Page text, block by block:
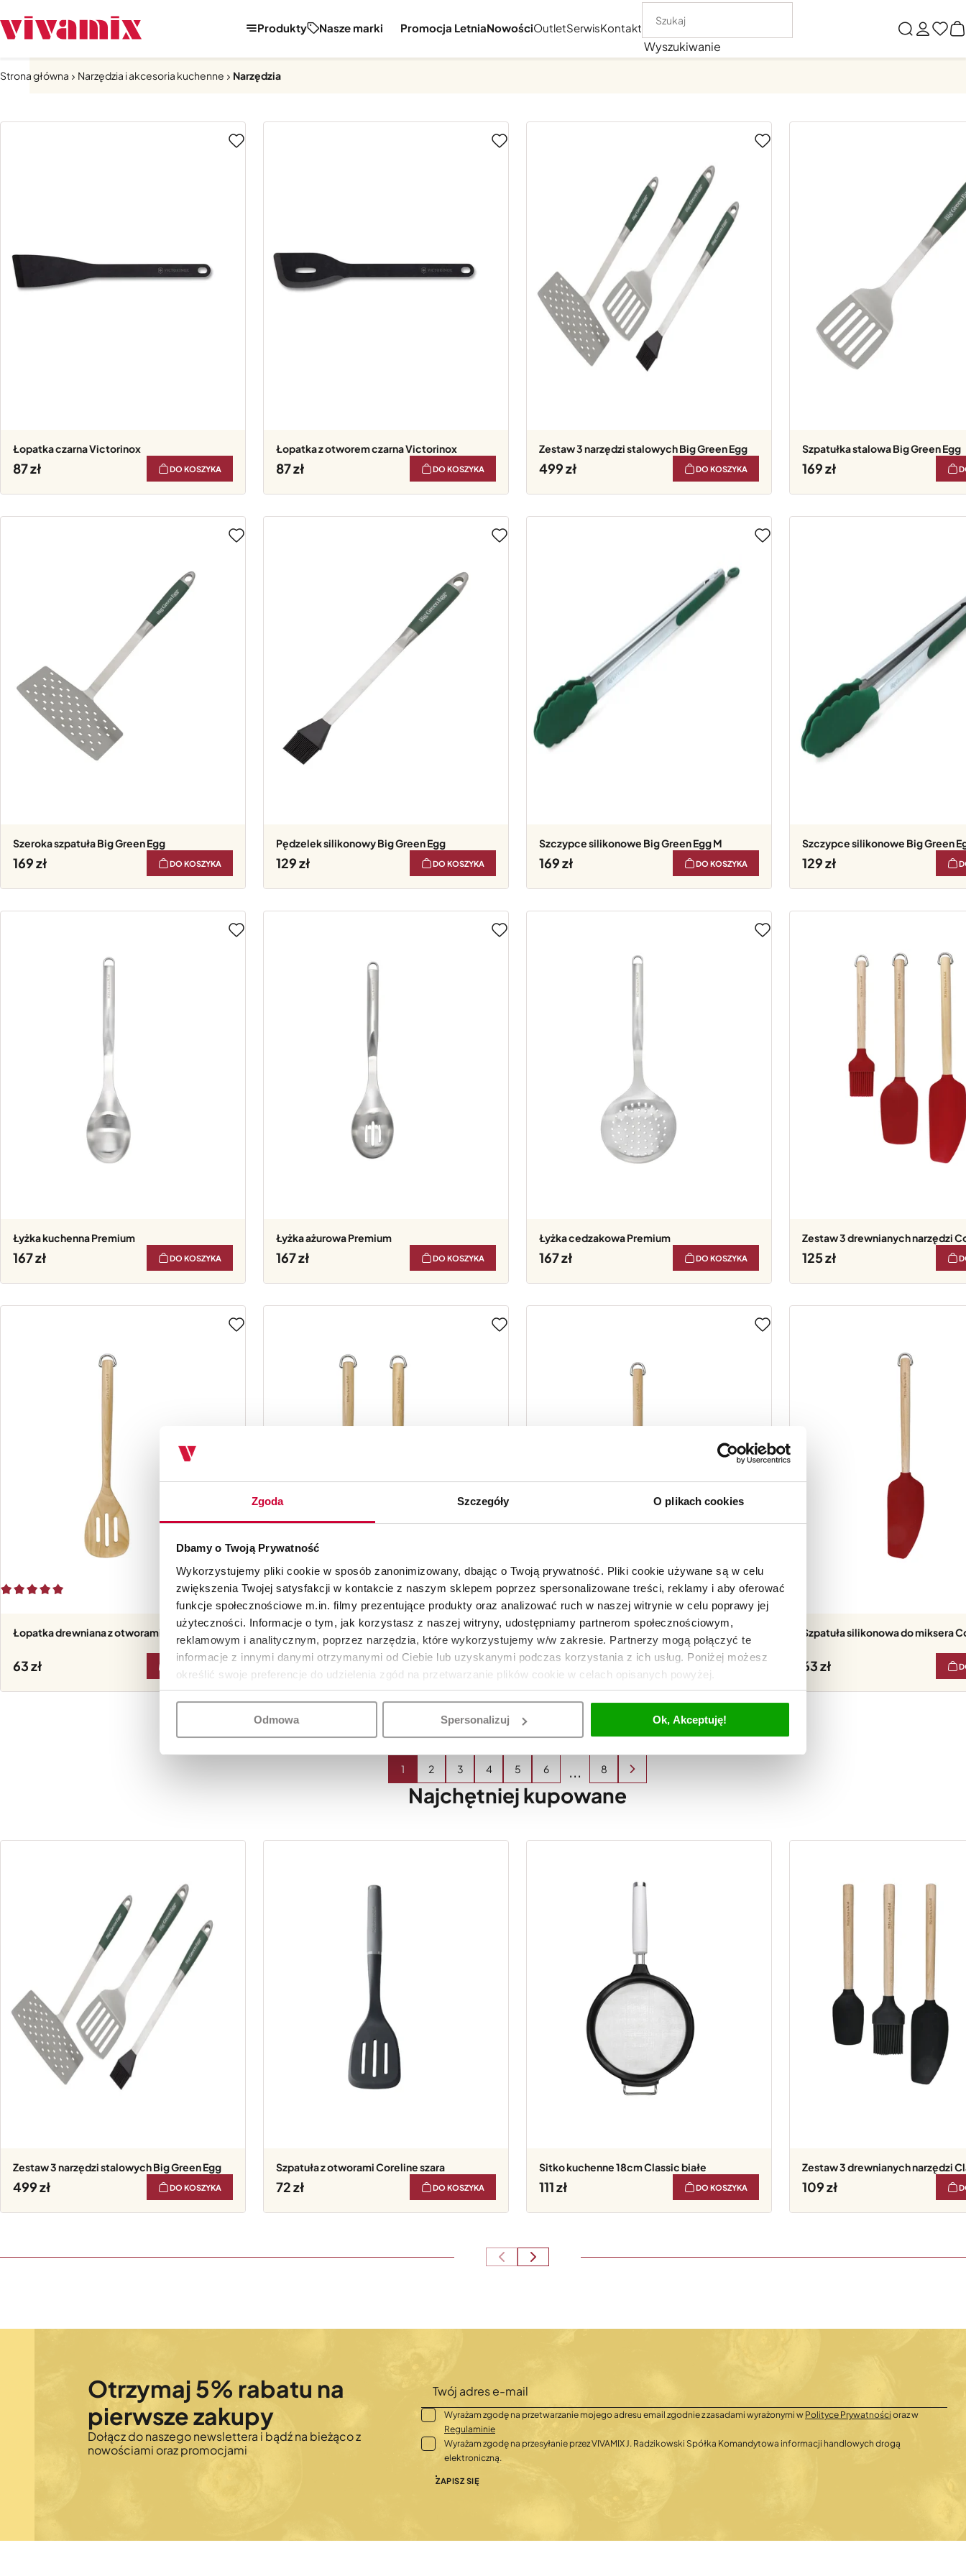
Zgoda Szczegóły O plikach cookies
Dbamy o Twoją Prywatność
Wykorzystujemy pliki cookie w sposób zanonimizowany, dbając o Twoją prywatność. Pliki cookie używane są w celu
zwiększenia Twojej satysfakcji w kontakcie z naszym sklepem poprzez spersonalizowane treści, reklamy i aby oferować
funkcje społecznościowe m.in. filmy prezentujące produkty oraz analizować ruch w naszej witrynie w celu poprawy jej
użyteczności. Informacje o tym, jak korzystasz z naszej witryny, udostępniamy partnerom społecznościowym,
reklamowym i analitycznym, poprzez narzędzia, które wykorzystujemy w/w zakresie. Partnerzy mogą połączyć te
informacje z innymi danymi otrzymanymi od Ciebie lub uzyskanymi podczas korzystania z ich usług. Poniżej możesz
określić swoje preferencje do udzielenia zgód na przetwarzanie plików cookie w celach opisanych powyżej.
Odmowa Spersonalizuj Ok, Akceptuję!
Produkty Nasze marki Promocja LetniaNowościOutletSerwisKontakt
Wyszukiwanie
Strona główna Narzędzia i akcesoria kuchenne Narzędzia
Łopatka czarna Victorinox
87 DO KOSZYKA
Łopatka z otworem czarna Victorinox
87 DO KOSZYKA
Zestaw 3 narzędzi stalowych Big Green Egg
499 DO KOSZYKA
Szpatułka stalowa Big Green Egg
169
Szeroka szpatuła Big Green Egg
169 DO KOSZYKA
Pędzelek silikonowy Big Green Egg
129 DO KOSZYKA
Szczypce silikonowe Big Green Egg M
169 DO KOSZYKA
Szczypce silikonowe Big Green
129
Łyżka kuchenna Premium
167 DO KOSZYKA
Łyżka ażurowa Premium
167 DO KOSZYKA
Łyżka cedzakowa Premium
167 DO KOSZYKA
Zestaw 3 drewnianych narzędzi
125
Łopatka drewniana z otworami Coreline
63 DO KOSZYKA
Coreline
108 DO KOSZYKA
Szpatuła kuchenna z drewnianą rączką
Coreline
63 DO KOSZYKA
Szpatuła silikonowa do miksera
63
1 2 3 4 5 6 8
Najchętniej kupowane
Zestaw 3 narzędzi stalowych Big Green Egg
499 DO KOSZYKA
Szpatuła z otworami Coreline szara
72 DO KOSZYKA
Sitko kuchenne 18cm Classic białe
111 DO KOSZYKA
Zestaw 3 drewnianych narzędzi
109
Otrzymaj 5% rabatu na
pierwsze zakupy
Dołącz do naszego newslettera i bądź na bieżąco z
nowościami oraz promocjami
Wyrażam zgodę na przetwarzanie mojego adresu email zgodnie z zasadami wyrażonymi w Polityce Prywatności oraz w
Regulaminie
Wyrażam zgodę na przesyłanie przez VIVAMIX J. Radzikowski Spółka Komandytowa informacji handlowych drogą
elektroniczną.
ZAPISZ SIĘ